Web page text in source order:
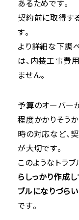
あるためです。
契約前に取得す
す。
より詳細な下調
は、内装工事費
ません。
予算のオーバー
程度かかりそう
時の対応など、
が大切です。
このようなトラブ
らしっかり作成
ブルになりづら
です。